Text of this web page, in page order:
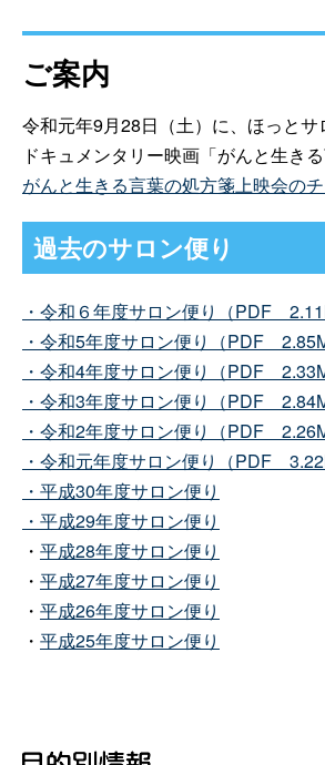
ご案内
令和元年9月28日（土）に、ほっと
ドキュメンタリー映画「がんと生き
がんと生きる言葉の処方箋上映会の
過去のサロン便り
・令和６年度サロン便り（PDF
・令和5年度サロン便り（PDF
・令和4年度サロン便り（PDF
・令和3年度サロン便り（PDF
・令和2年度サロン便り（PDF
・令和元年度サロン便り（PDF
・平成30年度サロン便り
・平成29年度サロン便り
・ 平成28年度サロン便り
・ 平成27年度サロン便り
・ 平成26年度サロン便り
・ 平成25年度サロン便り